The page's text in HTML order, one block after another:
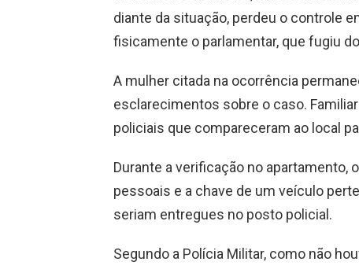
diante da situação, perdeu o controle
fisicamente o parlamentar, que fugiu
A mulher citada na ocorrência
esclarecimentos sobre o caso.
policiais que compareceram ao local
Durante a verificação no
pessoais e a chave de um veículo
seriam entregues no posto policial.
Segundo a Polícia Militar, como não